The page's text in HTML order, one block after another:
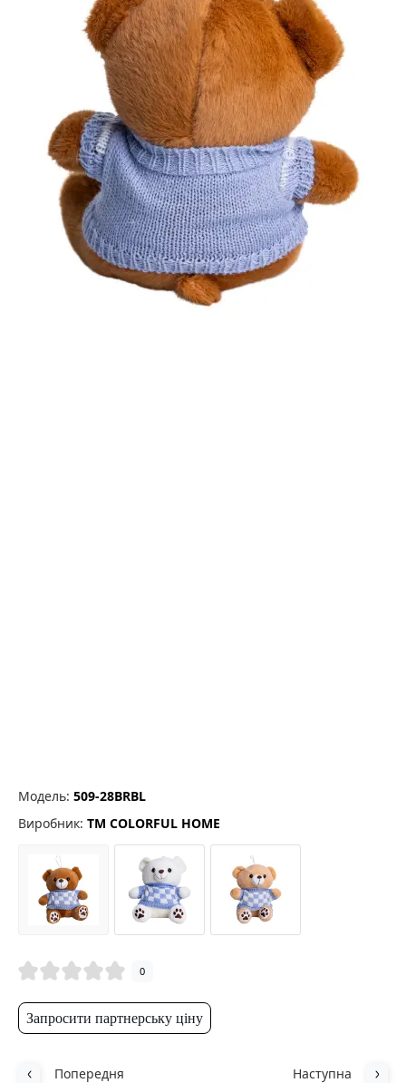
Модель: 509-28BRBL
Виробник: ТМ COLORFUL HOME
0
Запросити партнерську ціну
Попередня Наступна